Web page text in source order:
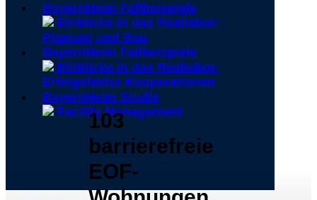
BayernHeim Fallbeispiele
Einblicke in das Reallabor:
Planung und Bau
BayernHeim Fallbeispiele
Einblicke in das Reallabor:
Erfolgsfaktor Kooperationen
BayernHeim Studie
Facility Management
103
barrierefreie
EOF-